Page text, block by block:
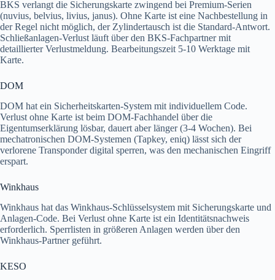
BKS verlangt die Sicherungskarte zwingend bei Premium-Serien
(nuvius, belvius, livius, janus). Ohne Karte ist eine Nachbestellung in
der Regel nicht möglich, der Zylindertausch ist die Standard-Antwort.
Schließanlagen-Verlust läuft über den BKS-Fachpartner mit
detaillierter Verlustmeldung. Bearbeitungszeit 5-10 Werktage mit
Karte.
DOM
DOM hat ein Sicherheitskarten-System mit individuellem Code.
Verlust ohne Karte ist beim DOM-Fachhandel über die
Eigentumserklärung lösbar, dauert aber länger (3-4 Wochen). Bei
mechatronischen DOM-Systemen (Tapkey, eniq) lässt sich der
verlorene Transponder digital sperren, was den mechanischen Eingriff
erspart.
Winkhaus
Winkhaus hat das Winkhaus-Schlüsselsystem mit Sicherungskarte und
Anlagen-Code. Bei Verlust ohne Karte ist ein Identitätsnachweis
erforderlich. Sperrlisten in größeren Anlagen werden über den
Winkhaus-Partner geführt.
KESO